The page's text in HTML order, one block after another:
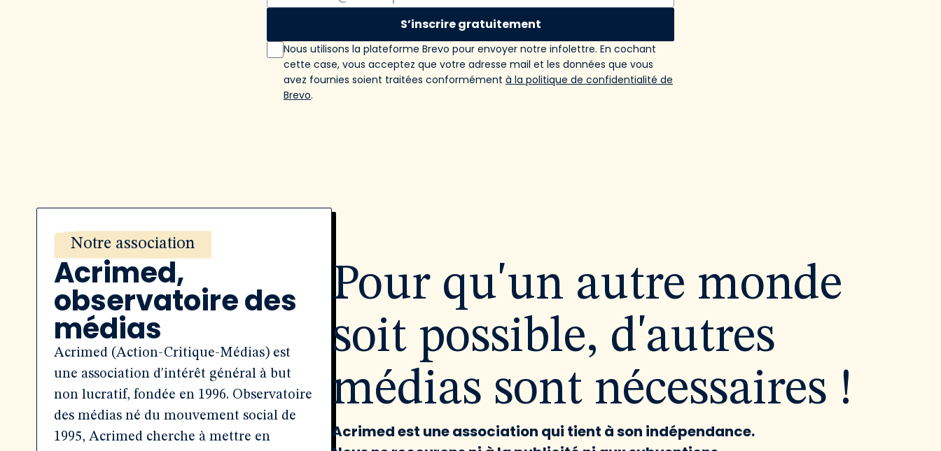
S’inscrire gratuitement
Nous utilisons la plateforme Brevo pour envoyer notre infolettre. En cochant
cette case, vous acceptez que votre adresse mail et les données que vous
avez fournies soient traitées conformément à la politique de confidentialité de
Brevo.
Notre association
Acrimed,
observatoire des
médias
Acrimed (Action-Critique-Médias) est
une association d'intérêt général à but
non lucratif, fondée en 1996. Observatoire
des médias né du mouvement social de
1995, Acrimed cherche à mettre en
Pour qu'un autre monde
soit possible, d'autres
médias sont nécessaires !
Acrimed est une association qui tient à son indépendance.